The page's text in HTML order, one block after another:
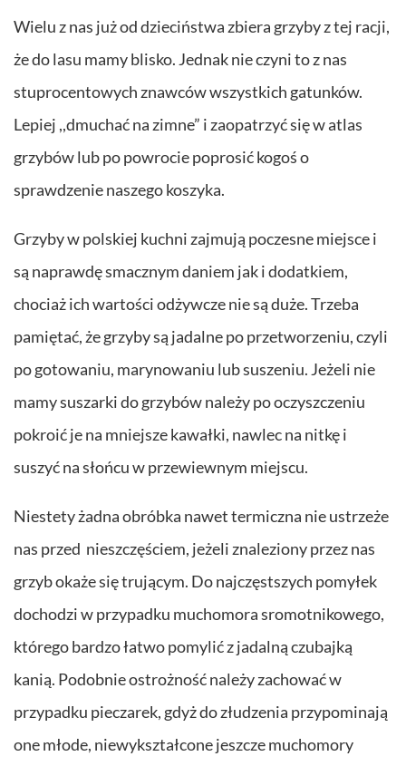
Wielu z nas już od dzieciństwa zbiera grzyby z tej racji,
że do lasu mamy blisko. Jednak nie czyni to z nas
stuprocentowych znawców wszystkich gatunków.
Lepiej ,,dmuchać na zimne” i zaopatrzyć się w atlas
grzybów lub po powrocie poprosić kogoś o
sprawdzenie naszego koszyka.
Grzyby w polskiej kuchni zajmują poczesne miejsce i
są naprawdę smacznym daniem jak i dodatkiem,
chociaż ich wartości odżywcze nie są duże. Trzeba
pamiętać, że grzyby są jadalne po przetworzeniu, czyli
po gotowaniu, marynowaniu lub suszeniu. Jeżeli nie
mamy suszarki do grzybów należy po oczyszczeniu
pokroić je na mniejsze kawałki, nawlec na nitkę i
suszyć na słońcu w przewiewnym miejscu.
Niestety żadna obróbka nawet termiczna nie ustrzeże
nas przed nieszczęściem, jeżeli znaleziony przez nas
grzyb okaże się trującym. Do najczęstszych pomyłek
dochodzi w przypadku muchomora sromotnikowego,
którego bardzo łatwo pomylić z jadalną czubajką
kanią. Podobnie ostrożność należy zachować w
przypadku pieczarek, gdyż do złudzenia przypominają
one młode, niewykształcone jeszcze muchomory